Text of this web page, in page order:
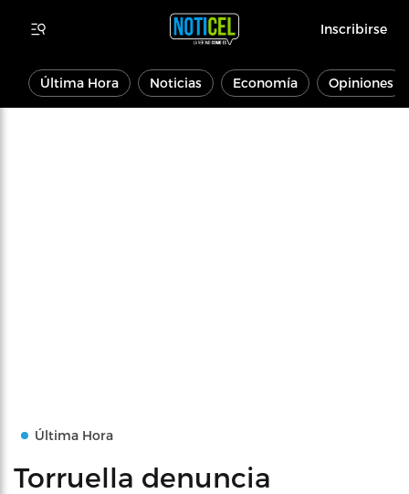
Inscribirse
Última Hora Noticias Economía Opiniones
Última Hora
Torruella denuncia